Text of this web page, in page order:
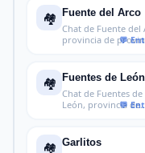
🏘️ Fuente del Arco
Chat de Fuente del
provincia de
🏘️ Fuentes de León
Chat de Fuentes de
León, provincia de
🏘️ Garlitos